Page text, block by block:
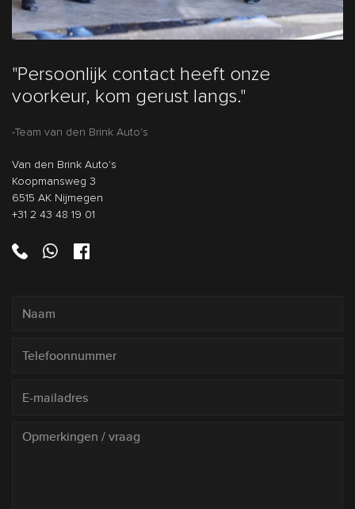
"Persoonlijk contact heeft onze
voorkeur, kom gerust langs."
-Team van den Brink Auto's
Van den Brink Auto's
Koopmansweg 3
6515 AK Nijmegen
+31 2 43 48 19 01